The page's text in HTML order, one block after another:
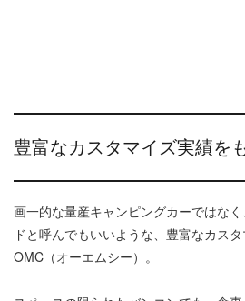
豊富なカスタマイズ実績を
画一的な量産キャンピングカーではな
ドと呼んでもいいような、豊富なカス
OMC（オーエムシー）。